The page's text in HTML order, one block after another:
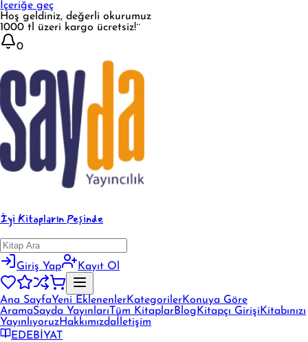
İçeriğe geç
Hoş geldiniz, değerli okurumuz
1000 tl üzeri kargo ücretsiz!¨
0
İyi Kitapların Peşinde
Giriş Yap Kayıt Ol
Ana SayfaYeni EklenenlerKategorilerKonuya Göre
AramaSayda Yayınları Tüm KitaplarBlog Kitapçı Girişi Kitabınızı
YayınlıyoruzHakkımızda İletişim
EDEBİYAT